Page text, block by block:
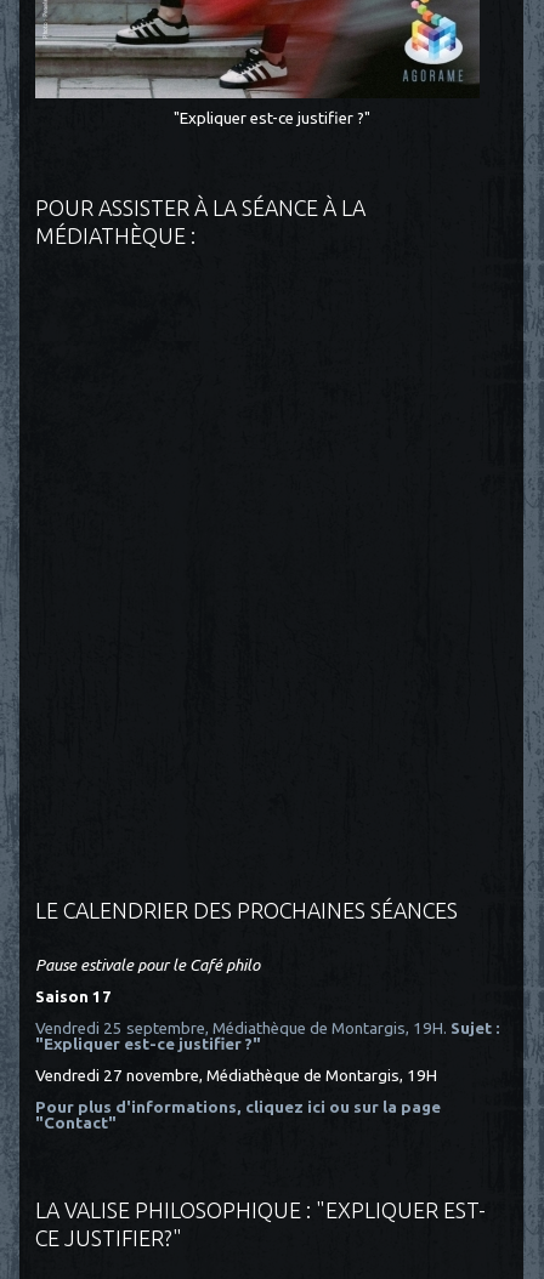
"Expliquer est-ce justifier ?"
POUR ASSISTER À LA SÉANCE À LA
MÉDIATHÈQUE :
LE CALENDRIER DES PROCHAINES SÉANCES
Pause estivale pour le Café philo
Saison 17
Vendredi 25 septembre, Médiathèque de Montargis, 19H. Sujet :
"Expliquer est-ce justifier ?"
Vendredi 27 novembre, Médiathèque de Montargis, 19H
Pour plus d'informations, cliquez ici ou sur la page
"Contact"
LA VALISE PHILOSOPHIQUE : "EXPLIQUER EST-
CE JUSTIFIER?"